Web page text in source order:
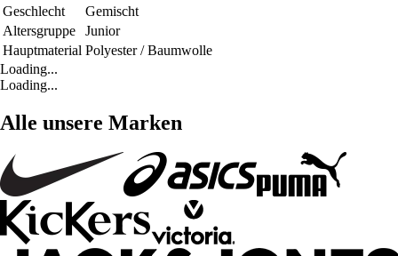
Geschlecht
Gemischt
Altersgruppe
Junior
Hauptmaterial Polyester / Baumwolle
Loading...
Loading...
Alle unsere Marken